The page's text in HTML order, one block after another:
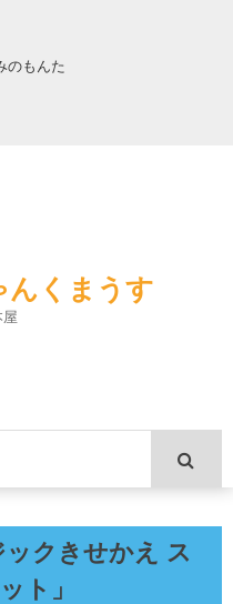
のもんた
くまうす
ックきせかえ ス
ト」